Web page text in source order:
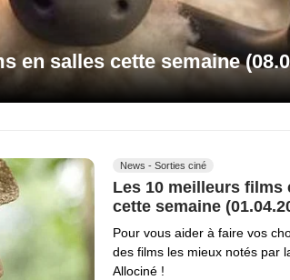
en salles cette semaine
News - Sorties ciné
Les 10 meilleurs films
cette semaine
Pour vous aider à faire vos
des films les mieux notés par
Allociné !